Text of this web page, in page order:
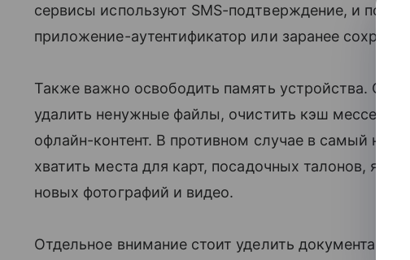
сервисы используют SMS-подтверждение, и по
приложение-аутентификатор или заранее
Также важно освободить память устройства.
удалить ненужные файлы, очистить кэш
офлайн-контент. В противном случае в самый
хватить места для карт, посадочных талонов,
новых фотографий и видео.
Отдельное внимание стоит уделить документам.